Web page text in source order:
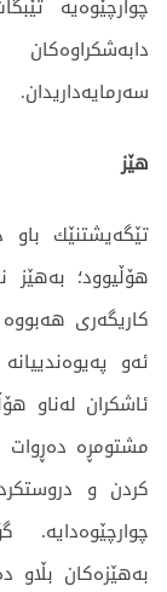
چوارچێوه‌یه‌
سه‌رمایه‌داریدان.
هێز
تێگه‌یشتنێك باو
هۆڵیوود؛ به‌هێز
كاریگه‌ری هه‌بووه‌
ئه‌و
ئاشكران‌ له‌ناو
مشتومڕه‌ ده‌ڕوات
كردن و
به‌هێزه‌كان